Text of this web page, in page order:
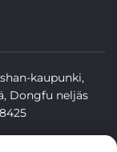
kaupunki,
Dongfu neljäs